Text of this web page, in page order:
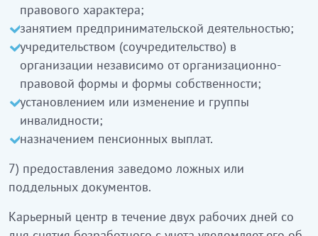
правового характера;
занятием предпринимательской деятельностью;
учредительством (соучредительство) в
организации независимо от организационно-
правовой формы и формы собственности;
установлением или изменение и группы
инвалидности;
назначением пенсионных выплат.
7) предоставления заведомо ложных или
поддельных документов.
Карьерный центр в течение двух рабочих дней со